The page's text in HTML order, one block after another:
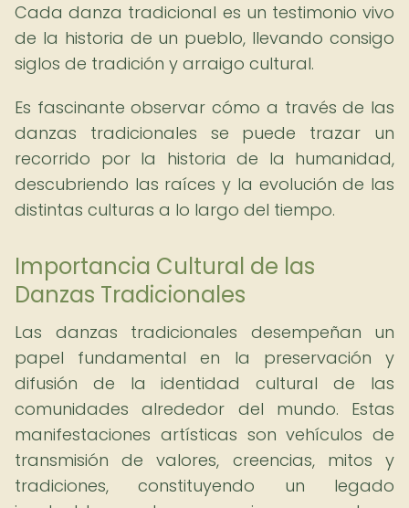
Cada danza tradicional es un testimonio vivo
de la historia de un pueblo, llevando consigo
siglos de tradición y arraigo cultural.
Es fascinante observar cómo a través de las
danzas tradicionales se puede trazar un
recorrido por la historia de la humanidad,
descubriendo las raíces y la evolución de las
distintas culturas a lo largo del tiempo.
Importancia Cultural de las
Danzas Tradicionales
Las danzas tradicionales desempeñan un
papel fundamental en la preservación y
difusión de la identidad cultural de las
comunidades alrededor del mundo. Estas
manifestaciones artísticas son vehículos de
transmisión de valores, creencias, mitos y
tradiciones, constituyendo un legado